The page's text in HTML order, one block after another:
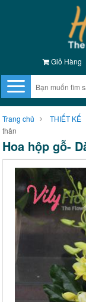
Giỏ Hàng
Trang chủ THIẾT KẾ
thân
Hoa hộp gỗ-